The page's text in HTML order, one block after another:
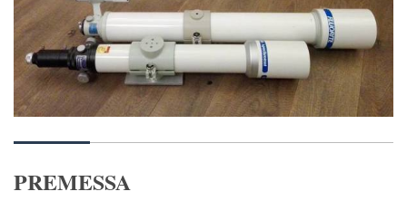
PREMESSA